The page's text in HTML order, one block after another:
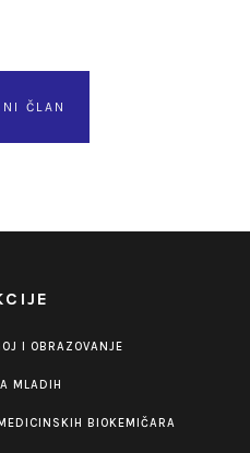
ČLAN
I OBRAZOVANJE
MLADIH
BIOKEMIČARA